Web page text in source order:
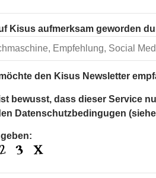
Kisus aufmerksam geworden
den Kisus Newsletter
bewusst, dass dieser Service
Datenschutzbedingugen